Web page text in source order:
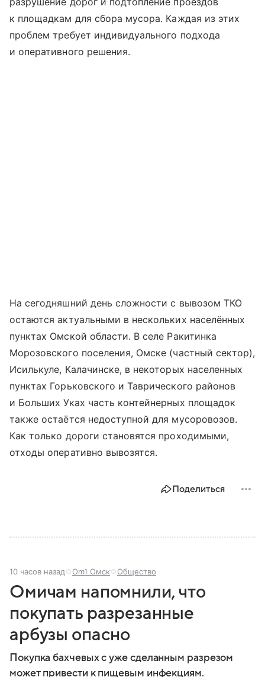
к площадкам для сбора мусора. Каждая из этих
проблем требует индивидуального подхода
и оперативного решения.
На сегодняшний день сложности с вывозом ТКО
остаются актуальными в нескольких населённых
пунктах Омской области. В селе Ракитинка
Морозовского поселения, Омске (частный сектор),
Исилькуле, Калачинске, в некоторых населенных
пунктах Горьковского и Таврического районов
и Больших Уках часть контейнерных площадок
также остаётся недоступной для мусоровозов.
Как только дороги становятся проходимыми,
отходы оперативно вывозятся.
Поделиться
10 часов назад Om1 Омск Общество
Омичам напомнили, что
покупать разрезанные
арбузы опасно
Покупка бахчевых с уже сделанным разрезом
может привести к пищевым инфекциям.